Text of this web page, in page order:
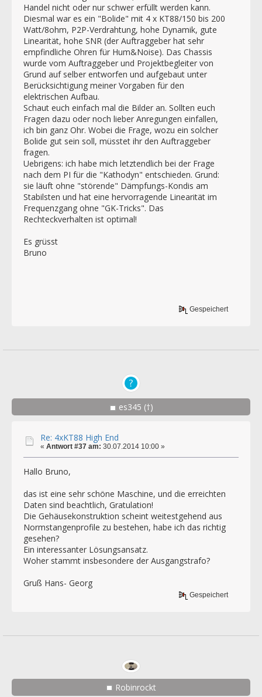
Handel nicht oder nur schwer erfüllt werden kann.
Diesmal war es ein "Bolide" mit 4 x KT88/150 bis 200
Watt/8ohm, P2P-Verdrahtung, hohe Dynamik, gute
Linearität, hohe SNR (der Auftraggeber hat sehr
empfindliche Ohren für Hum&Noise). Das Chassis
wurde vom Auftraggeber und Projektbegleiter von
Grund auf selber entworfen und aufgebaut unter
Berücksichtigung meiner Vorgaben für den
elektrischen Aufbau.
Schaut euch einfach mal die Bilder an. Sollten euch
Fragen dazu oder noch lieber Anregungen einfallen,
ich bin ganz Ohr. Wobei die Frage, wozu ein solcher
Bolide gut sein soll, müsstet ihr den Auftraggeber
fragen.
Uebrigens: ich habe mich letztendlich bei der Frage
nach dem PI für die "Kathodyn" entschieden. Grund:
sie läuft ohne "störende" Dämpfungs-Kondis am
Stabilsten und hat eine hervorragende Linearität im
Frequenzgang ohne "GK-Tricks". Das
Rechteckverhalten ist optimal!
Es grüsst
Bruno
Gespeichert
es345 (†)
Re: 4xKT88 High End
« Antwort #37 am: 30.07.2014 10:00 »
Hallo Bruno,
das ist eine sehr schöne Maschine, und die erreichten
Daten sind beachtlich, Gratulation!
Die Gehäusekonstruktion scheint weitestgehend aus
Normstangenprofile zu bestehen, habe ich das richtig
gesehen?
Ein interessanter Lösungsansatz.
Woher stammt insbesondere der Ausgangstrafo?
Gruß Hans- Georg
Gespeichert
Robinrockt